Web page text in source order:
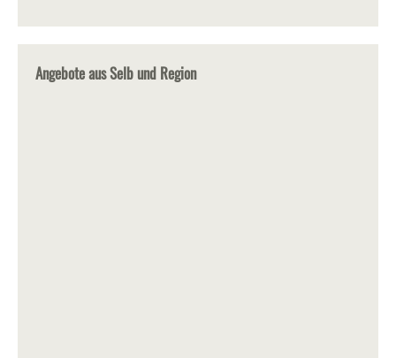
Angebote aus Selb und Region